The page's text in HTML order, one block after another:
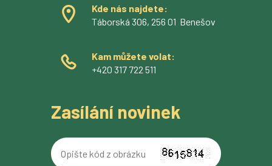
Kde nás najdete:
Táborská 306, 256 01 Benešov
Kam můžete volat:
+420 317 722 511
Zasílání novinek
Opište